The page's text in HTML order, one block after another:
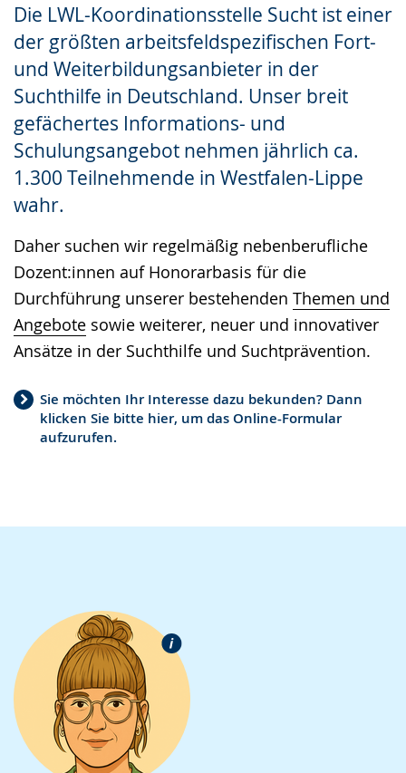
Die LWL-Koordinationsstelle Sucht ist einer
der größten arbeitsfeldspezifischen Fort-
und Weiterbildungsanbieter in der
Suchthilfe in Deutschland. Unser breit
gefächertes Informations- und
Schulungsangebot nehmen jährlich ca.
1.300 Teilnehmende in Westfalen-Lippe
wahr.
Daher suchen wir regelmäßig nebenberufliche
Dozent:innen auf Honorarbasis für die
Durchführung unserer bestehenden Themen und
Angebote sowie weiterer, neuer und innovativer
Ansätze in der Suchthilfe und Suchtprävention.
Sie möchten Ihr Interesse dazu bekunden? Dann
klicken Sie bitte hier, um das Online-Formular
aufzurufen.
wird
angezeigt.